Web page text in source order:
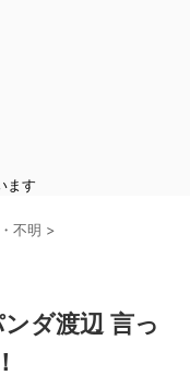
ます
不明 >
ダ渡辺 言っ